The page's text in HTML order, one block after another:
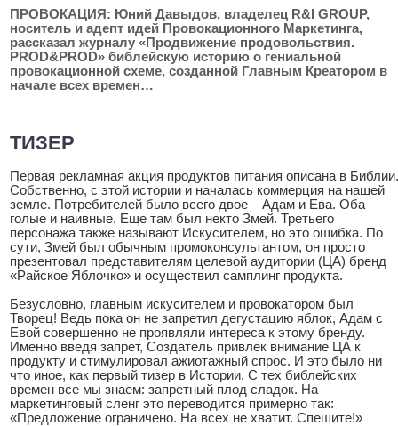
ПРОВОКАЦИЯ: Юний Давыдов, владелец R&I GROUP,
носитель и адепт идей Провокационного Маркетинга,
рассказал журналу «Продвижение продовольствия.
PROD&PROD» библейскую историю о гениальной
провокационной схеме, созданной Главным Креатором в
начале всех времен…
ТИЗЕР
Первая рекламная акция продуктов питания описана в Библии.
Собственно, с этой истории и началась коммерция на нашей
земле. Потребителей было всего двое – Адам и Ева. Оба
голые и наивные. Еще там был некто Змей. Третьего
персонажа также называют Искусителем, но это ошибка. По
сути, Змей был обычным промоконсультантом, он просто
презентовал представителям целевой аудитории (ЦА) бренд
«Райское Яблочко» и осуществил самплинг продукта.
Безусловно, главным искусителем и провокатором был
Творец! Ведь пока он не запретил дегустацию яблок, Адам с
Евой совершенно не проявляли интереса к этому бренду.
Именно введя запрет, Создатель привлек внимание ЦА к
продукту и стимулировал ажиотажный спрос. И это было ни
что иное, как первый тизер в Истории. С тех библейских
времен все мы знаем: запретный плод сладок. На
маркетинговый сленг это переводится примерно так:
«Предложение ограничено. На всех не хватит. Спешите!»